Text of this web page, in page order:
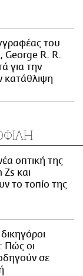
του
George R. R.
για την
κατάθλιψη
οπτική της
Zs και
το τοπίο της
Πώς οι
σε